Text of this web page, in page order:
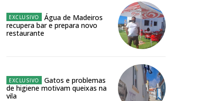
paraÁgua de Madeiros
recupera bar e prepara novo
restaurante
Gatos e problemas
de higiene motivam queixas na
vila